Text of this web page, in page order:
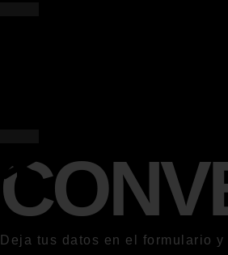
Deja tus datos en el formulario